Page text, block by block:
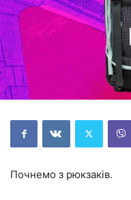
Почнемо з рюкзаків.